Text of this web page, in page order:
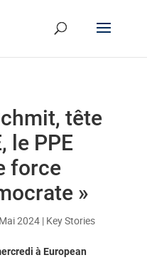
tête
le PPE
force
»
2024| Key Stories
à European